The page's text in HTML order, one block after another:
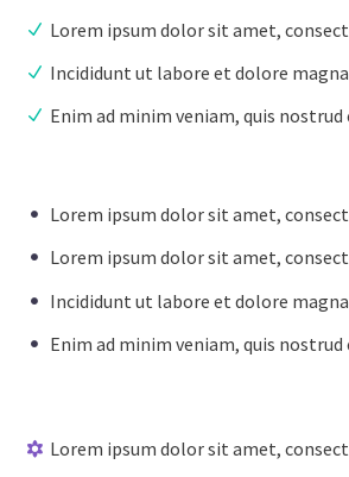
Lorem ipsum dolor sit amet,
Incididunt ut labore et dolore
Enim ad minim veniam, quis
Lorem ipsum dolor sit amet,
Lorem ipsum dolor sit amet,
Incididunt ut labore et dolore
Enim ad minim veniam, quis
Lorem ipsum dolor sit amet,